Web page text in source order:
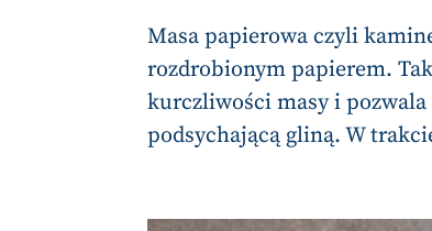
Masa papierowa czyli
rozdrobionym papierem.
kurczliwości masy i
podsychającą gliną. W